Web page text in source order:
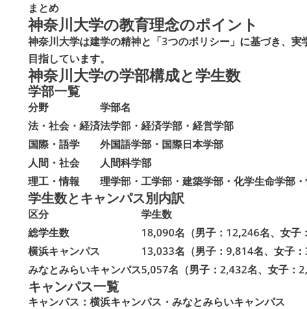
まとめ
神奈川大学の教育理念のポイント
神奈川大学は建学の精神と「3つのポリシー」に基づき、
目指しています。
神奈川大学の学部構成と学生数
学部一覧
分野
学部名
法・社会・経済法学部・経済学部・経営学部
国際・語学
外国語学部・国際日本学部
人間・社会
人間科学部
理工・情報
理学部・工学部・建築学部・化学生命学部
学生数とキャンパス別内訳
区分
学生数
総学生数
18,090名（男子：12,246名、女子
横浜キャンパス
13,033名（男子：9,814名、女子
みなとみらいキャンパス5,057名（男子：2,432名、女子：
キャンパス一覧
キャンパス：横浜キャンパス・みなとみらいキャンパス